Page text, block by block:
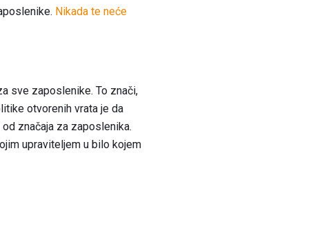
Nikada te neće
sve zaposlenike. To znači,
otvorenih vrata je da
značaja za zaposlenika.
upraviteljem u bilo kojem